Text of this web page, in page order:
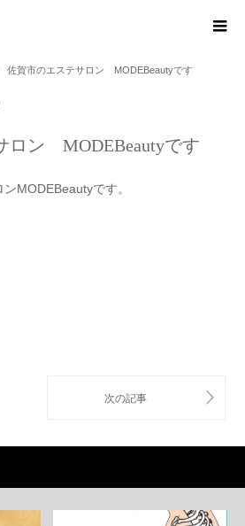
佐賀市のエステサロン MODEBeautyです
ロン MODEBeautyです
MODEBeautyです。